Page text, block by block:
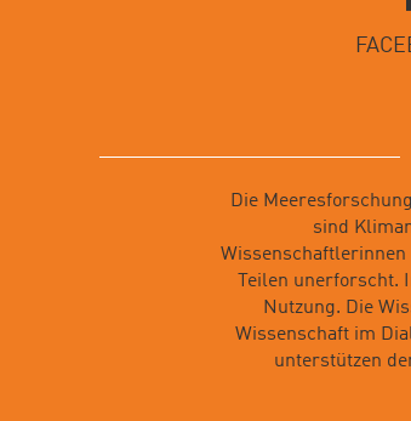
Die
sind
Wissenschaftlerinnen
Teilen unerforscht.
Nutzung. Die
Wissenschaft im
unterstützen